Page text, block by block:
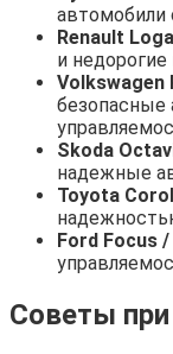
автомобили
Renault
и недорогие
Volkswagen
безопасные
Skoda
надежные
Toyota
Ford Focus
Советы